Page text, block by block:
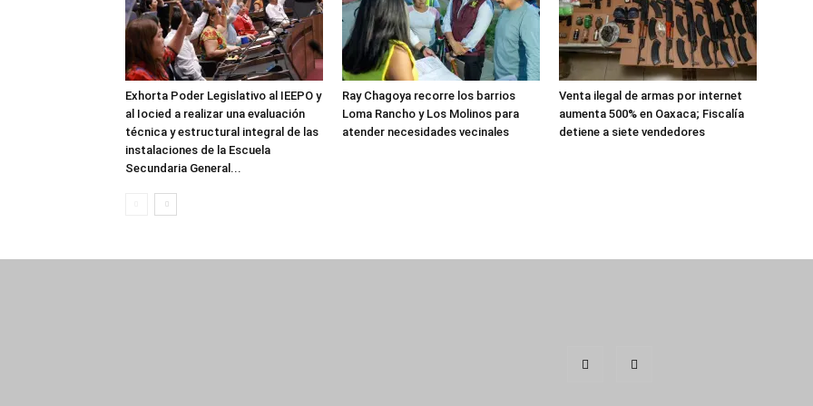
Exhorta Poder Legislativo al IEEPO y
al Iocied a realizar una evaluación
técnica y estructural integral de las
instalaciones de la Escuela
Secundaria General...
Ray Chagoya recorre los barrios
Loma Rancho y Los Molinos para
atender necesidades vecinales
Venta ilegal de armas por internet
aumenta 500% en Oaxaca; Fiscalía
detiene a siete vendedores